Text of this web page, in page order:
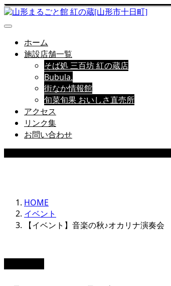
ホーム
施設店舗一覧
そば処 三百坊 紅の蔵店
Bubula.
街なか情報館
旬菜旬果 おいしさ直売所
アクセス
リンク集
お問い合わせ
HOME
イベント
【イベント】音楽の秋♪オカリナ演奏会